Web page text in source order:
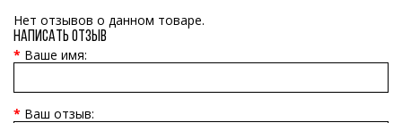
Нет отзывов о данном товаре.
Написать отзыв
Ваше имя:
Ваш отзыв: